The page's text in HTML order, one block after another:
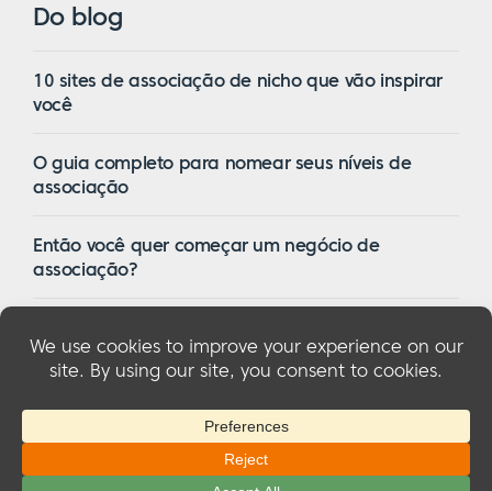
Do blog
10 sites de associação de nicho que vão inspirar
você
O guia completo para nomear seus níveis de
associação
Então você quer começar um negócio de
associação?
WordPress em 2023
© 2026 MemberMouse, LLCPolítica de privacidade
Reembolsos|Termos e condições|Divulgação da FTC